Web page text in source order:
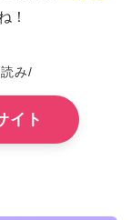
！
み/
イト